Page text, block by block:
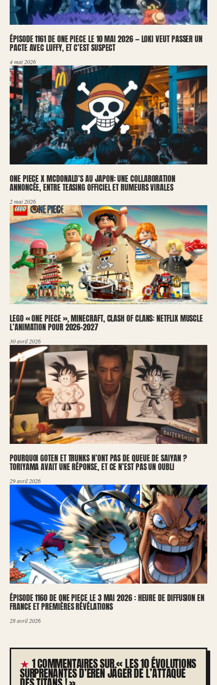
ÉPISODE 1161 DE ONE PIECE LE 10 MAI 2026 — LOKI VEUT PASSER UN
PACTE AVEC LUFFY, ET C’EST SUSPECT
4 mai 2026
ONE PIECE X MCDONALD’S AU JAPON: UNE COLLABORATION
ANNONCÉE, ENTRE TEASING OFFICIEL ET RUMEURS VIRALES
2 mai 2026
LEGO « ONE PIECE », MINECRAFT, CLASH OF CLANS: NETFLIX MUSCLE
L’ANIMATION POUR 2026-2027
30 avril 2026
POURQUOI GOTEN ET TRUNKS N’ONT PAS DE QUEUE DE SAIYAN ?
TORIYAMA AVAIT UNE RÉPONSE, ET CE N’EST PAS UN OUBLI
29 avril 2026
ÉPISODE 1160 DE ONE PIECE LE 3 MAI 2026 : HEURE DE DIFFUSION EN
FRANCE ET PREMIÈRES RÉVÉLATIONS
28 avril 2026
1 COMMENTAIRES SUR « LES 10 ÉVOLUTIONS
SURPRENANTES D’EREN JÄGER DE L’ATTAQUE